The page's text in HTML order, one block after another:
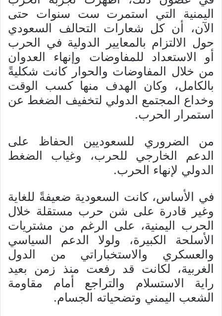
اليمنية التي استمرت ست سنوات حتی
الآن، أن كل شعارات التحالف السعودي
حول الالتزام بالمعايير الدولية في الحرب
أو الاستعداد للمفاوضات وإنهاء العدوان
من خلال المفاوضات والحوار كانت شکليةً
بالکامل، وکان الهدف منها كسب الوقت
وخداع المجتمع الدولي لتخفيف الضغط عن
استمرار الحرب.
من الضروري للسعوديين الحفاظ على
الدعم الخارجي للحرب، وغياب الضغط
الدولي لإنهاء الحرب.
في الأساس، كانت السعودية ضعيفةً للغاية
وغير قادرة على شن حرب مستقلة خلال
الحرب اليمنية، على الرغم من مشتريات
الأسلحة الكبيرة، ولولا الدعم السياسي
والعسكري والاستخباراتي من الدول
الغربية، لكانت قد رفعت منذ زمن بعيد
راية الاستسلام والتراجع أمام مقاومة
الشعب اليمني وتضحياته الجسام.